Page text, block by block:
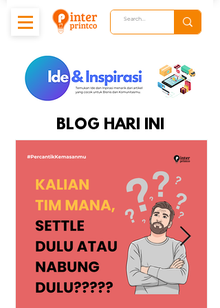
BLOG HARI INI